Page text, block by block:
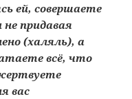
ей, совершаете
не придавая
(халяль), а
всё, что
вас